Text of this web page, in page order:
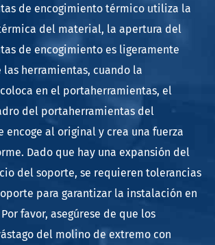
de encogimiento térmico utiliza la
del material, la apertura del
de encogimiento es ligeramente
las herramientas, cuando la
en el portaherramientas, el
del portaherramientas del
encoge al original y crea una fuerza
Dado que hay una expansión del
del soporte, se requieren tolerancias
para garantizar la instalación en
favor, asegúrese de que los
del molino de extremo con